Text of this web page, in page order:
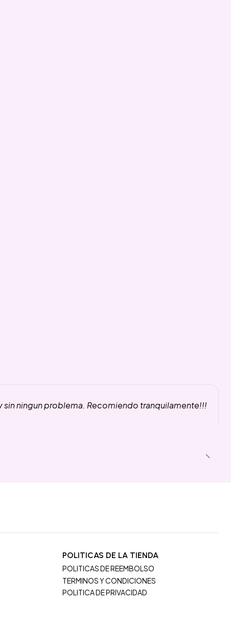
ningun problema. Recomiendo tranquilamente!!!
POLITICAS DE LA TIENDA
POLITICAS DE REEMBOLSO
TERMINOS Y CONDICIONES
POLITICA DE PRIVACIDAD